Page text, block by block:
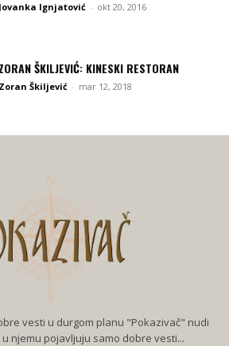
Jovanka Ignjatović - okt 20, 2016
ZORAN ŠKILJEVIĆ: KINESKI RESTORAN
Zoran Škiljević - mar 12, 2018
vesti u durgom planu "Pokazivač" nudi
njemu pojavljuju samo dobre vesti...